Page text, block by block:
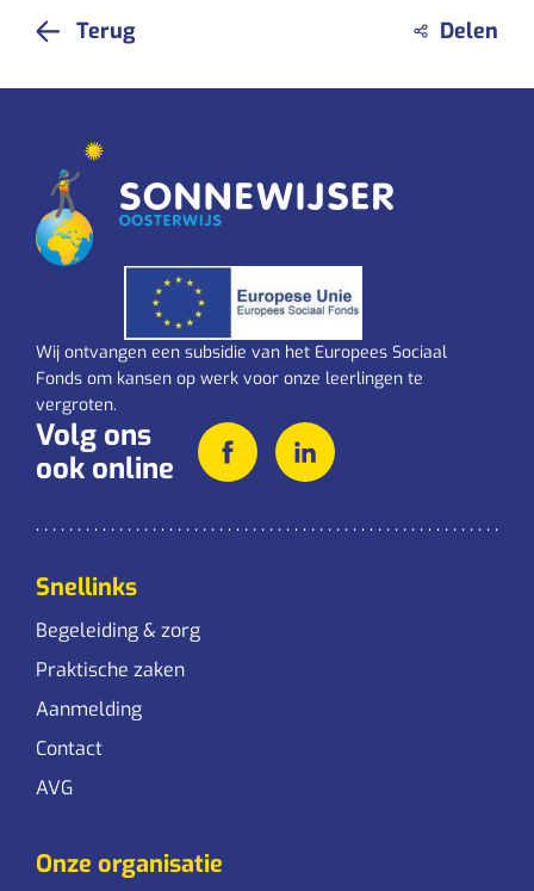
Terug
Wij ontvangen een subsidie van het Europees Sociaal
Fonds om kansen op werk voor onze leerlingen te
vergroten.
Volg ons
ook online
Snellinks
Begeleiding & zorg
Praktische zaken
Aanmelding
Contact
AVG
Onze organisatie